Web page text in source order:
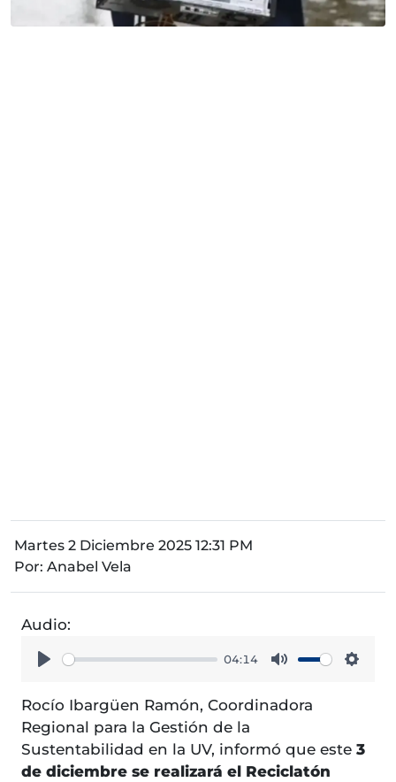
Martes 2 Diciembre 2025 12:31 PM
Por: Anabel Vela
Audio:
04:14
Rocío Ibargüen Ramón, Coordinadora
Regional para la Gestión de la
Sustentabilidad en la UV, informó que este 3
de diciembre se realizará el Reciclatón